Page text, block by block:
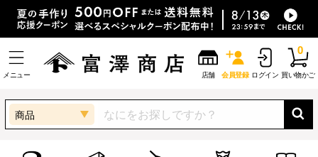
メニュー 店舗 会員登録 ログイン 買い物かご
0
商品